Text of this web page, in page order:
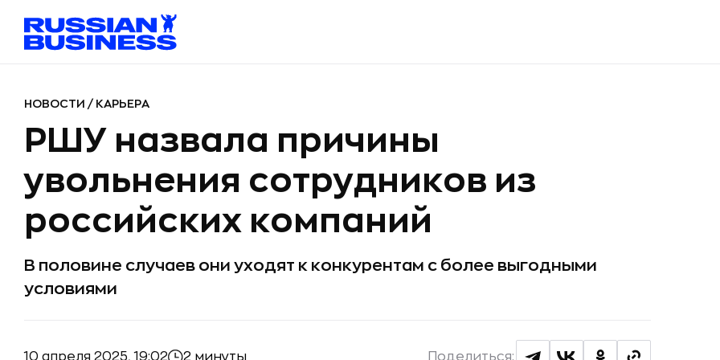
НОВОСТИ / КАРЬЕРА
РШУ назвала причины
увольнения сотрудников из
российских компаний
В половине случаев они уходят к конкурентам с более выгодными
условиями
10 апреля 2025, 19:02 2 минуты Поделиться: